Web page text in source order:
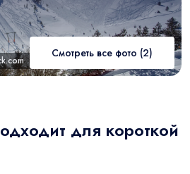
Смотреть все фото (2)
для короткой